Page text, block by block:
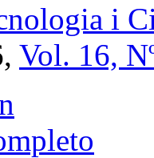
i
Vol. 16,